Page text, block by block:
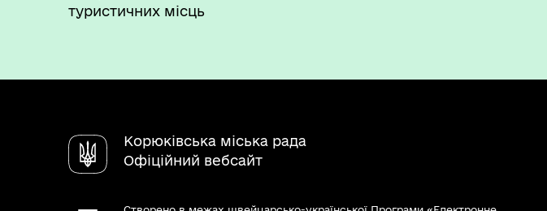
туристичних місць
Корюківська міська рада
Офіційний вебсайт